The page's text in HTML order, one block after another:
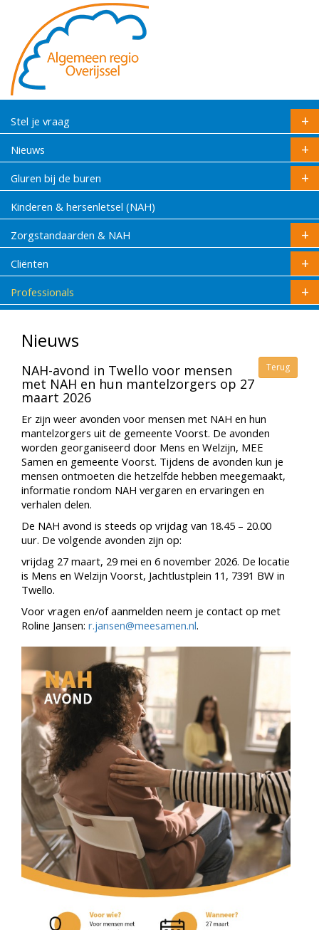
Stel je vraag
Nieuws
Gluren bij de buren
Kinderen & hersenletsel (NAH)
Zorgstandaarden & NAH
Cliënten
Professionals
Nieuws
Terug
NAH-avond in Twello voor mensen
met NAH en hun mantelzorgers op 27
maart 2026
Er zijn weer avonden voor mensen met NAH en hun
mantelzorgers uit de gemeente Voorst. De avonden
worden georganiseerd door Mens en Welzijn, MEE
Samen en gemeente Voorst. Tijdens de avonden kun je
mensen ontmoeten die hetzelfde hebben meegemaakt,
informatie rondom NAH vergaren en ervaringen en
verhalen delen.
De NAH avond is steeds op vrijdag van 18.45 – 20.00
uur. De volgende avonden zijn op:
vrijdag 27 maart, 29 mei en 6 november 2026. De locatie
is Mens en Welzijn Voorst, Jachtlustplein 11, 7391 BW in
Twello.
Voor vragen en/of aanmelden neem je contact op met
Roline Jansen: r.jansen@meesamen.nl.